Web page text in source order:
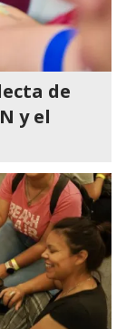
de
y el